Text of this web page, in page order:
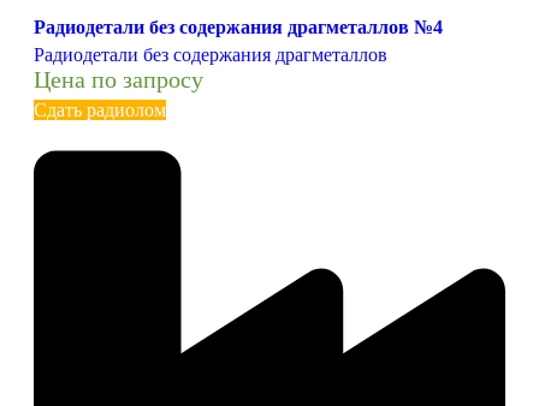
Радиодетали без содержания драгметаллов №4
Радиодетали без содержания драгметаллов
Цена по запросу
Сдать радиолом